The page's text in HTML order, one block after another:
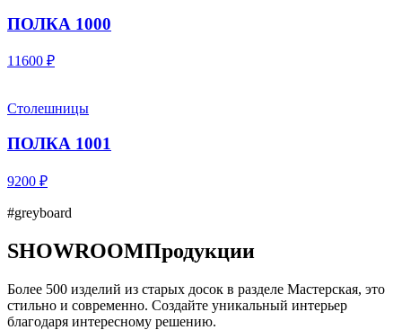
ПОЛКА 1000
11600 ₽
Столешницы
ПОЛКА 1001
9200 ₽
#greyboard
SHOWROOMПродукции
Более 500 изделий из старых досок в разделе Мастерская, это
стильно и современно. Создайте уникальный интерьер
благодаря интересному решению.